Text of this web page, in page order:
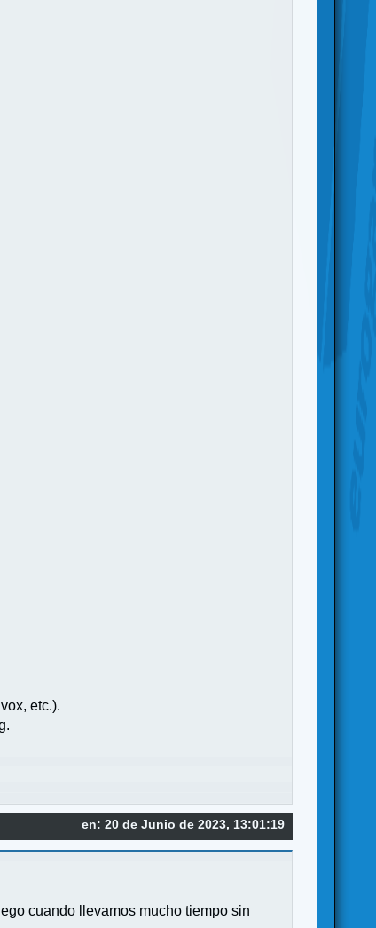
etc.).
en: 20 de Junio de 2023, 13:01:19
cuando llevamos mucho tiempo sin